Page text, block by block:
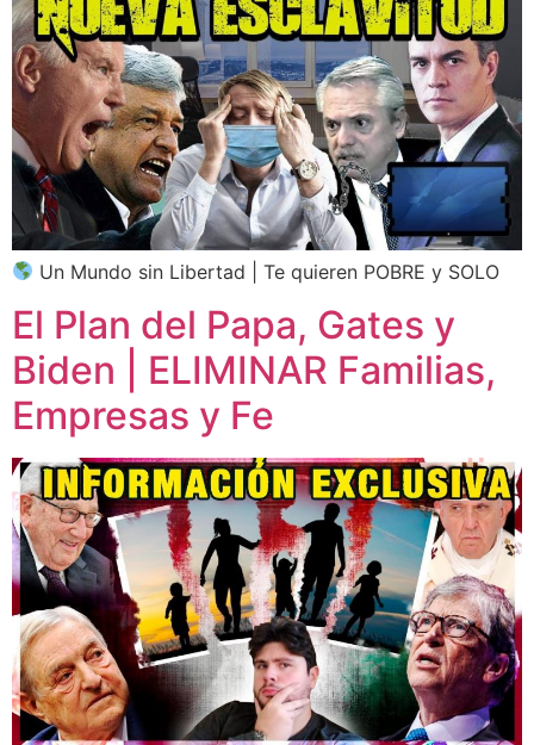
Un Mundo sin Libertad | Te quieren POBRE y SOLO
El Plan del Papa, Gates y
Biden | ELIMINAR Familias,
Empresas y Fe